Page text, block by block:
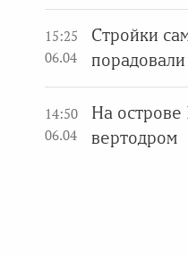
15:25
06.04
Стройки
14:50
06.04
На острове
вертодром